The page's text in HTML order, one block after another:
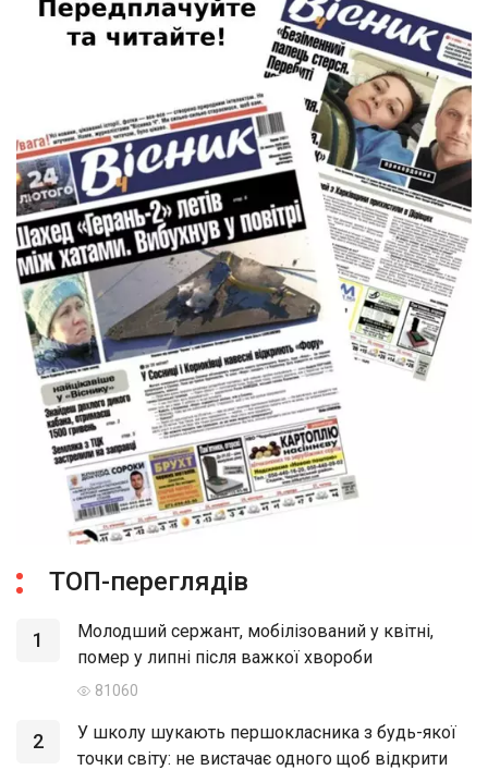
ТОП-переглядів
1
Молодший сержант, мобілізований у квітні,
помер у липні після важкої хвороби
81060
2
У школу шукають першокласника з будь-якої
точки світу: не вистачає одного щоб відкрити